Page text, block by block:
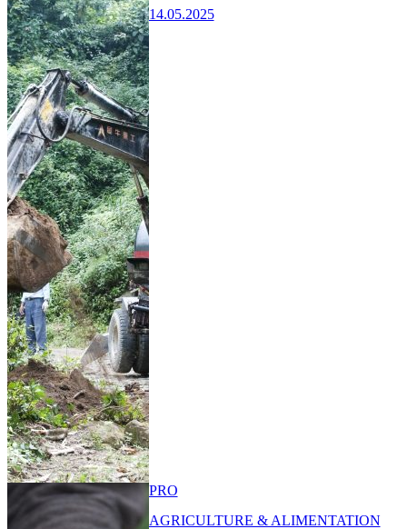
14.05.2025
PRO
AGRICULTURE & ALIMENTATION